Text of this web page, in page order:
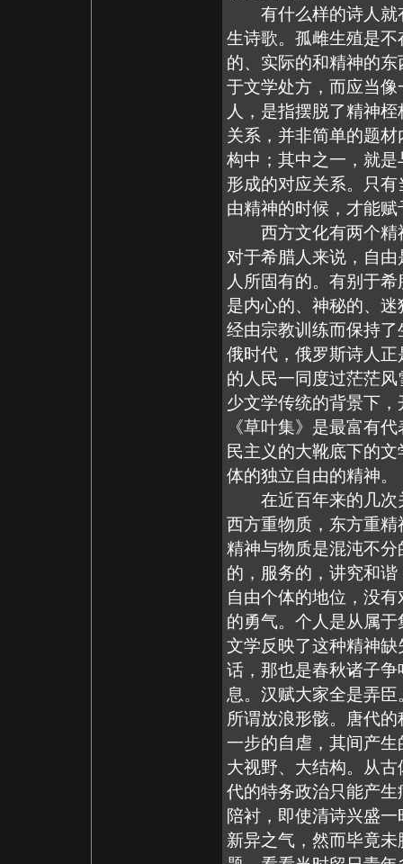
有什么样的诗人就
生诗歌。孤雌生殖是
的、实际的和精神的
于文学处方，而应当
人，是指摆脱了精神
关系，并非简单的题
构中；其中之一，就
形成的对应关系。只
由精神的时候，才能
西方文化有两个精
对于希腊人来说，自
人所固有的。有别于
是内心的、神秘的、
经由宗教训练而保持
俄时代，俄罗斯诗人
的人民一同度过茫茫
少文学传统的背景下
《草叶集》是最富有
民主义的大靴底下的
体的独立自由的精神。
在近百年来的几次关
西方重物质，东方重
精神与物质是混沌不
的，服务的，讲究和
自由个体的地位，没
的勇气。个人是从属
文学反映了这种精神
话，那也是春秋诸子
息。汉赋大家全是弄
所谓放浪形骸。唐代
一步的自虐，其间产
大视野、大结构。从
代的特务政治只能产
陪衬，即使清诗兴盛
新异之气，然而毕竟